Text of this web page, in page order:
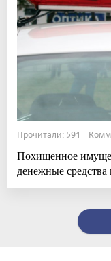
Прочитали: 591
Похищенное
денежные